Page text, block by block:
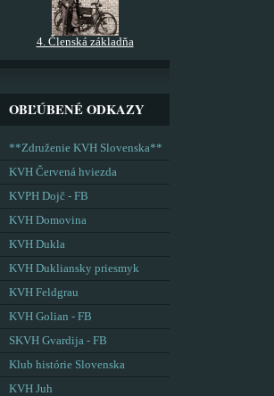
4. Členská základňa
OBĽÚBENÉ ODKAZY
**Združenie KVH Slovenska**
KVH Červená hviezda
KVPH Dojč - FB
KVH Domovina
KVH Dukla
KVH Dukliansky priesmyk
KVH Feldgrau
KVH Golian - FB
SKVH Gvardija - FB
Klub histórie Slovenska
KVH Juh